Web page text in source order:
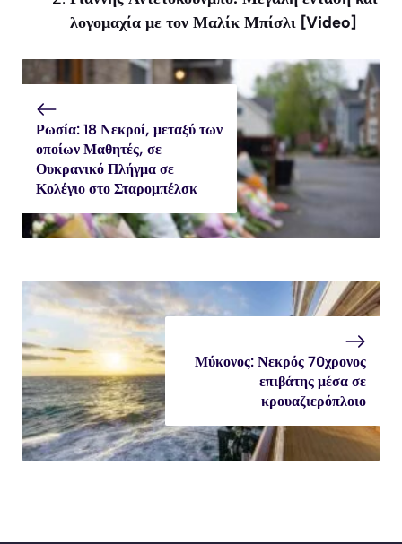
λογομαχία με τον Μαλίκ Μπίσλι [Video]
Ρωσία: 18 Νεκροί, μεταξύ των
οποίων Μαθητές, σε
Ουκρανικό Πλήγμα σε
Κολέγιο στο Σταρομπέλσκ
Μύκονος: Νεκρός 70χρονος
επιβάτης μέσα σε
κρουαζιερόπλοιο